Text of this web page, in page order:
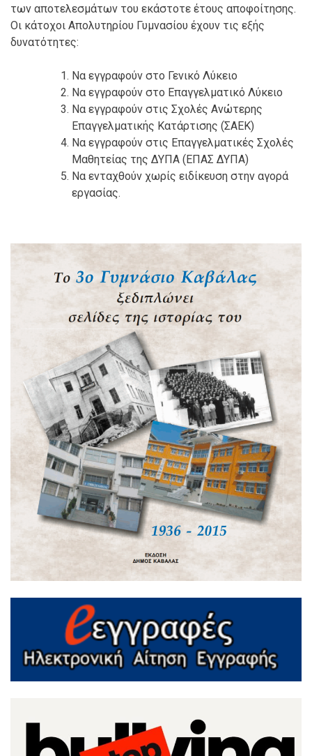
των αποτελεσμάτων του εκάστοτε έτους αποφοίτησης.
Οι κάτοχοι Απολυτηρίου Γυμνασίου έχουν τις εξής
δυνατότητες:
Να εγγραφούν στο Γενικό Λύκειο
Να εγγραφούν στο Επαγγελματικό Λύκειο
Να εγγραφούν στις Σχολές Ανώτερης
Επαγγελματικής Κατάρτισης (ΣΑΕΚ)
Να εγγραφούν στις Επαγγελματικές Σχολές
Μαθητείας της ΔΥΠΑ (ΕΠΑΣ ΔΥΠΑ)
Να ενταχθούν χωρίς ειδίκευση στην αγορά
εργασίας.